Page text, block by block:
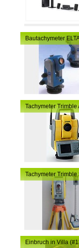
Bautachymeter
Tachymeter
Tachymeter
Einbruch in Villa